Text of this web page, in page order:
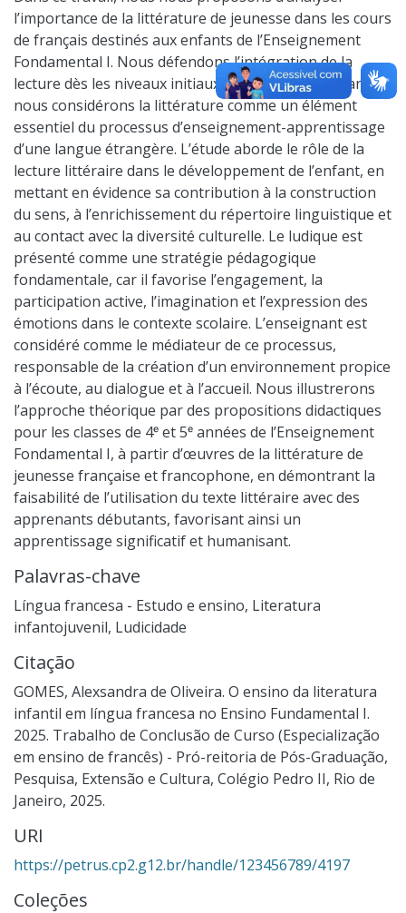
l’importance de la littérature de jeunesse dans les cours
de français destinés aux enfants de l’Enseignement
Fondamental I. Nous défendons l’intégration de la
lecture dès les niveaux initiaux d’apprentissage, car
nous considérons la littérature comme un élément
essentiel du processus d’enseignement-apprentissage
d’une langue étrangère. L’étude aborde le rôle de la
lecture littéraire dans le développement de l’enfant, en
mettant en évidence sa contribution à la construction
du sens, à l’enrichissement du répertoire linguistique et
au contact avec la diversité culturelle. Le ludique est
présenté comme une stratégie pédagogique
fondamentale, car il favorise l’engagement, la
participation active, l’imagination et l’expression des
émotions dans le contexte scolaire. L’enseignant est
considéré comme le médiateur de ce processus,
responsable de la création d’un environnement propice
à l’écoute, au dialogue et à l’accueil. Nous illustrerons
l’approche théorique par des propositions didactiques
pour les classes de 4ᵉ et 5ᵉ années de l’Enseignement
Fondamental I, à partir d’œuvres de la littérature de
jeunesse française et francophone, en démontrant la
faisabilité de l’utilisation du texte littéraire avec des
apprenants débutants, favorisant ainsi un
apprentissage significatif et humanisant.
Palavras-chave
Língua francesa - Estudo e ensino, Literatura
infantojuvenil, Ludicidade
Citação
GOMES, Alexsandra de Oliveira. O ensino da literatura
infantil em língua francesa no Ensino Fundamental I.
2025. Trabalho de Conclusão de Curso (Especialização
em ensino de francês) - Pró-reitoria de Pós-Graduação,
Pesquisa, Extensão e Cultura, Colégio Pedro II, Rio de
Janeiro, 2025.
URI
https://petrus.cp2.g12.br/handle/123456789/4197
Coleções